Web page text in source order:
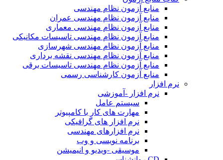
منابع آزمون نظام مهندسی
منابع آزمون نظام مهندسی عمران
منابع آزمون نظام مهندسی معماری
منابع آزمون نظام مهندسی تاسیسات مکانیکی
منابع آزمون نظام مهندسی شهرسازی
منابع آزمون نظام مهندسی نقشه برداری
منابع آزمون نظام مهندسی تاسیسات برقی
منابع آزمون کارشناسی رسمی
نرم افزار
نرم افزار -آموزشی
سیستم عامل
مهارت های کار با کامپیوتر
نرم افزار های گرافیکی
نرم افزارهای مهندسی
برنامه نویسی و وب
موسیقی -ویدیو و انیمیشن